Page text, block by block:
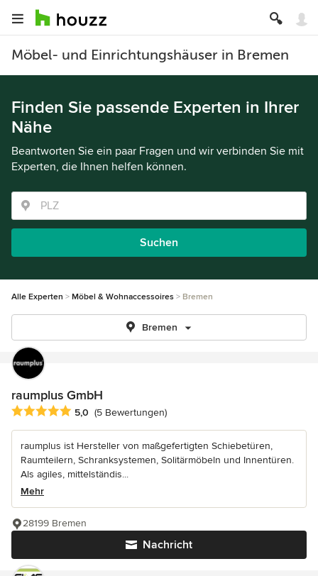
Möbel- und Einrichtungshäuser in Bremen
Finden Sie passende Experten in Ihrer
Nähe
Beantworten Sie ein paar Fragen und wir verbinden Sie mit
Experten, die Ihnen helfen können.
Suchen
Alle Experten Möbel & Wohnaccessoires Bremen
Bremen
raumplus GmbH
Durchschnittliche Bewertung: 5 von 5 Sternen
5,0 (5 Bewertungen)
raumplus ist Hersteller von maßgefertigten Schiebetüren,
Raumteilern, Schranksystemen, Solitärmöbeln und Innentüren.
Als agiles, mittelständis...
Mehr
Nachricht
28199 Bremen